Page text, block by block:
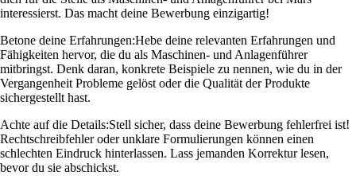
interessierst. Das macht deine Bewerbung einzigartig!
Betone deine Erfahrungen:Hebe deine relevanten Erfahrungen und
Fähigkeiten hervor, die du als Maschinen- und Anlagenführer
mitbringst. Denk daran, konkrete Beispiele zu nennen, wie du in der
Vergangenheit Probleme gelöst oder die Qualität der Produkte
sichergestellt hast.
Achte auf die Details:Stell sicher, dass deine Bewerbung fehlerfrei ist!
Rechtschreibfehler oder unklare Formulierungen können einen
schlechten Eindruck hinterlassen. Lass jemanden Korrektur lesen,
bevor du sie abschickst.